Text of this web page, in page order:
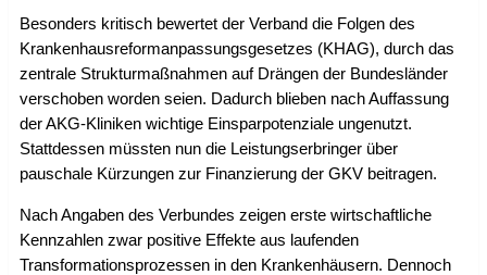
Besonders kritisch bewertet der Verband die Folgen des
Krankenhausreformanpassungsgesetzes (KHAG), durch das
zentrale Strukturmaßnahmen auf Drängen der Bundesländer
verschoben worden seien. Dadurch blieben nach Auffassung
der AKG-Kliniken wichtige Einsparpotenziale ungenutzt.
Stattdessen müssten nun die Leistungserbringer über
pauschale Kürzungen zur Finanzierung der GKV beitragen.
Nach Angaben des Verbundes zeigen erste wirtschaftliche
Kennzahlen zwar positive Effekte aus laufenden
Transformationsprozessen in den Krankenhäusern. Dennoch